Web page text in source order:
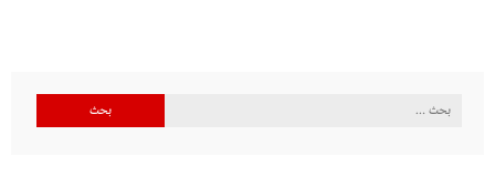
البحث